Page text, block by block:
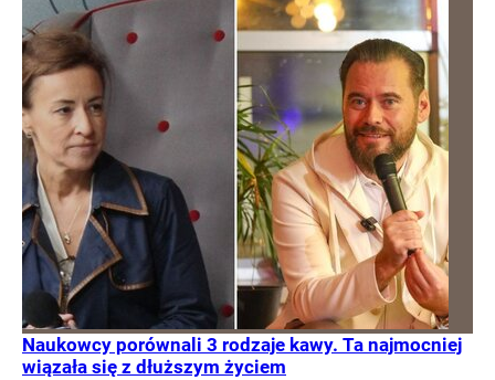
Naukowcy porównali 3 rodzaje kawy. Ta najmocniej
wiązała się z dłuższym życiem